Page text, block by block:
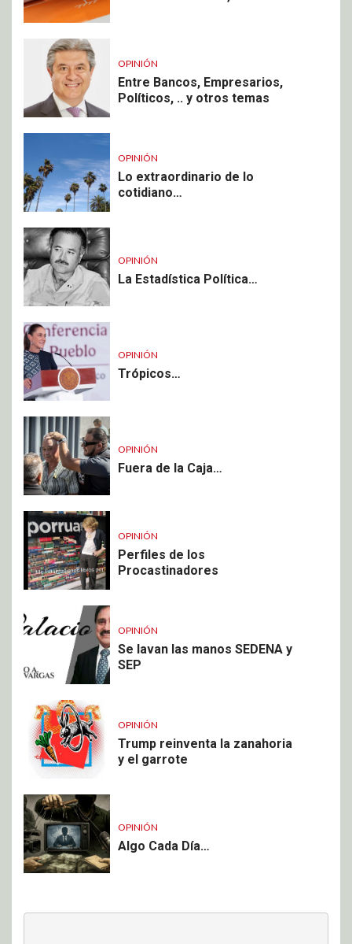
OPINIÓN
Entre Bancos, Empresarios,
Políticos, .. y otros temas
OPINIÓN
Lo extraordinario de lo
cotidiano…
OPINIÓN
La Estadística Política…
OPINIÓN
Trópicos…
OPINIÓN
Fuera de la Caja…
OPINIÓN
Perfiles de los
Procastinadores
OPINIÓN
Se lavan las manos SEDENA y
SEP
OPINIÓN
Trump reinventa la zanahoria
y el garrote
OPINIÓN
Algo Cada Día…